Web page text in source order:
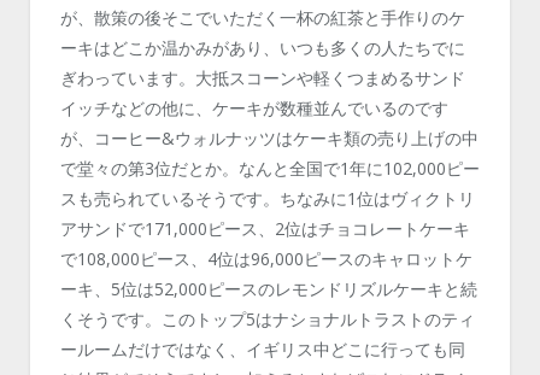
が、散策の後そこでいただく一杯の紅茶と手作りのケ
ーキはどこか温かみがあり、いつも多くの人たちでに
ぎわっています。大抵スコーンや軽くつまめるサンド
イッチなどの他に、ケーキが数種並んでいるのです
が、コーヒー&ウォルナッツはケーキ類の売り上げの中
で堂々の第3位だとか。なんと全国で1年に102,000ピー
スも売られているそうです。ちなみに1位はヴィクトリ
アサンドで171,000ピース、2位はチョコレートケーキ
で108,000ピース、4位は96,000ピースのキャロットケ
ーキ、5位は52,000ピースのレモンドリズルケーキと続
くそうです。このトップ5はナショナルトラストのティ
ールームだけではなく、イギリス中どこに行っても同